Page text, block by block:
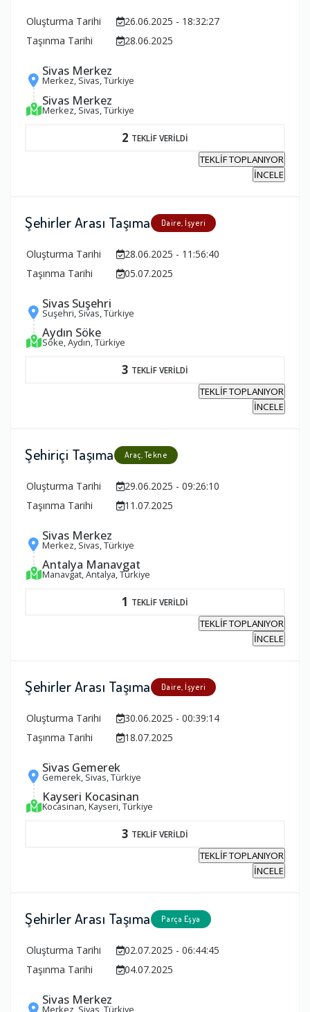
Oluşturma Tarihi
26.06.2025 - 18:32:27
Taşınma Tarihi
28.06.2025
Sivas Merkez
Merkez, Sivas, Türkiye
Sivas Merkez
Merkez, Sivas, Türkiye
2 TEKLİF VERİLDİ
TEKLİF TOPLANIYOR
İNCELE
Şehirler Arası Taşıma Daire, İşyeri
Oluşturma Tarihi
28.06.2025 - 11:56:40
Taşınma Tarihi
05.07.2025
Sivas Suşehri
Suşehri, Sivas, Türkiye
Aydın Söke
Söke, Aydın, Türkiye
3 TEKLİF VERİLDİ
TEKLİF TOPLANIYOR
İNCELE
Şehiriçi Taşıma Araç, Tekne
Oluşturma Tarihi
29.06.2025 - 09:26:10
Taşınma Tarihi
11.07.2025
Sivas Merkez
Merkez, Sivas, Türkiye
Antalya Manavgat
Manavgat, Antalya, Türkiye
1 TEKLİF VERİLDİ
TEKLİF TOPLANIYOR
İNCELE
Şehirler Arası Taşıma Daire, İşyeri
Oluşturma Tarihi
30.06.2025 - 00:39:14
Taşınma Tarihi
18.07.2025
Sivas Gemerek
Gemerek, Sivas, Türkiye
Kayseri Kocasinan
Kocasinan, Kayseri, Türkiye
3 TEKLİF VERİLDİ
TEKLİF TOPLANIYOR
İNCELE
Şehirler Arası Taşıma Parça Eşya
Oluşturma Tarihi
02.07.2025 - 06:44:45
Taşınma Tarihi
04.07.2025
Sivas Merkez
Merkez, Sivas, Türkiye